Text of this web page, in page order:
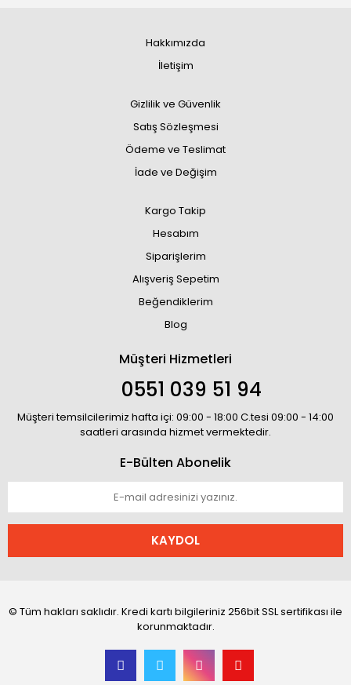
Hakkımızda
İletişim
Gizlilik ve Güvenlik
Satış Sözleşmesi
Ödeme ve Teslimat
İade ve Değişim
Kargo Takip
Hesabım
Siparişlerim
Alışveriş Sepetim
Beğendiklerim
Blog
Müşteri Hizmetleri
0551 039 51 94
Müşteri temsilcilerimiz hafta içi: 09:00 - 18:00 C.tesi 09:00 - 14:00
saatleri arasında hizmet vermektedir.
E-Bülten Abonelik
KAYDOL
© Tüm hakları saklıdır. Kredi kartı bilgileriniz 256bit SSL sertifikası ile
korunmaktadır.